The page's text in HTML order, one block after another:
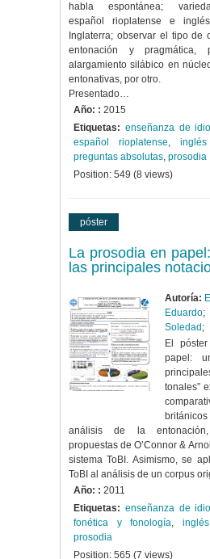
habla espontánea;
español rioplatense e
Inglaterra; observar el tipo de
entonación y
alargamiento silábico en
entonativas, por otro.
Presentado…
Año: : 2015
Etiquetas: enseñanza de
español rioplatense,
preguntas absolutas, prosodia
Position: 549 (8 views)
póster
La prosodia en
las principales
Autoría:
Eduardo
Soledad ;
El
papel:
tonales”
análisis de la
propuestas de O’Connor &
sistema ToBI. Asimismo, se
ToBI al análisis de un corpus
Año: : 2011
Etiquetas: enseñanza de
fonética y fonología,
prosodia
Position: 565 (7 views)